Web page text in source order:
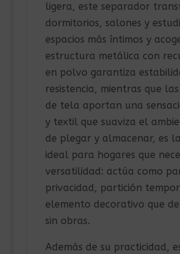
ligera, este separador
dormitorios, salones y
espacios más íntimos y
estructura metálica con
en polvo garantiza
resistencia, mientras que
de tela aportan una
y textil que suaviza el
de plegar y almacenar, es
ideal para hogares que
versatilidad: actúa como
privacidad, partición
elemento decorativo que
sin obras.
Además de su practicidad,